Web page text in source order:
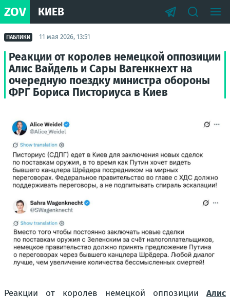
ZOV КИЕВ
ПАБЛИКИ 11 мая 2026, 13:51
Реакции от королев немецкой оппозиции
Алис Вайдель и Сары Вагенкнехт на
очередную поездку министра обороны
ФРГ Бориса Писториуса в Киев
Реакции от королев немецкой оппозиции Алис